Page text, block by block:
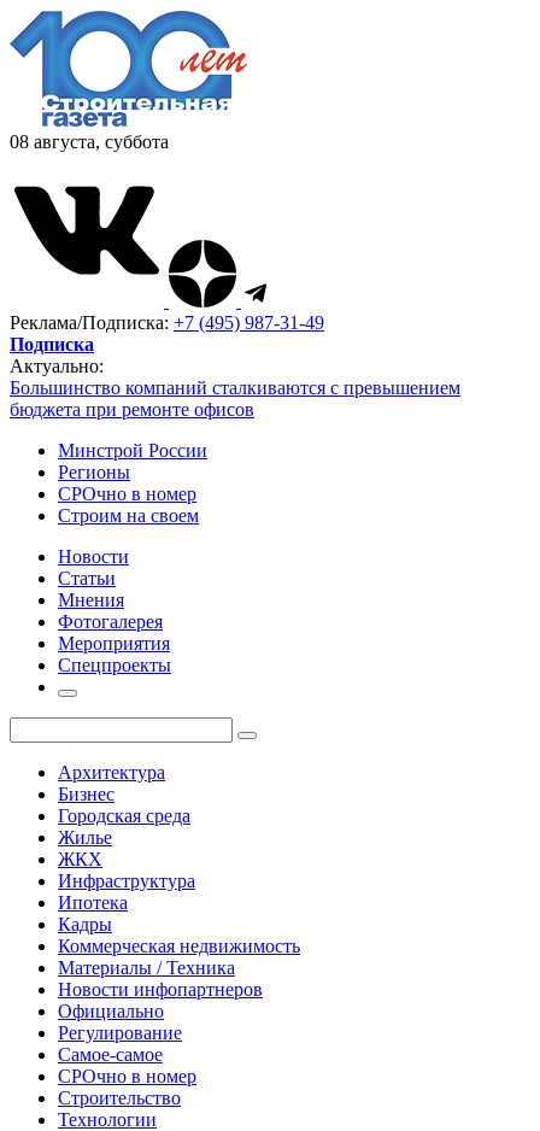
08 августа, суббота
Реклама/Подписка: +7 (495) 987-31-49
Подписка
Актуально:
Большинство компаний сталкиваются с превышением
бюджета при ремонте офисов
Минстрой России
Регионы
СРОчно в номер
Строим на своем
Новости
Статьи
Мнения
Фотогалерея
Мероприятия
Спецпроекты
Архитектура
Бизнес
Городская среда
Жилье
ЖКХ
Инфраструктура
Ипотека
Кадры
Коммерческая недвижимость
Материалы / Техника
Новости инфопартнеров
Официально
Регулирование
Самое-самое
СРОчно в номер
Строительство
Технологии